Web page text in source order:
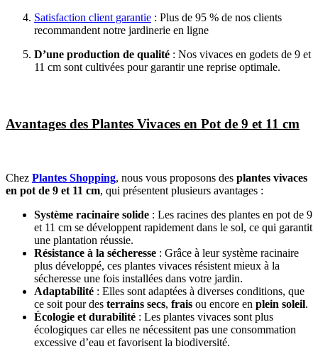
Satisfaction client garantie : Plus de 95 % de nos clients
recommandent notre jardinerie en ligne
D’une production de qualité : Nos vivaces en godets de 9 et
11 cm sont cultivées pour garantir une reprise optimale.
Avantages des Plantes Vivaces en Pot de 9 et 11 cm
Chez Plantes Shopping, nous vous proposons des plantes vivaces
en pot de 9 et 11 cm, qui présentent plusieurs avantages :
Système racinaire solide : Les racines des plantes en pot de 9
et 11 cm se développent rapidement dans le sol, ce qui garantit
une plantation réussie.
Résistance à la sécheresse : Grâce à leur système racinaire
plus développé, ces plantes vivaces résistent mieux à la
sécheresse une fois installées dans votre jardin.
Adaptabilité : Elles sont adaptées à diverses conditions, que
ce soit pour des terrains secs, frais ou encore en plein soleil.
Écologie et durabilité : Les plantes vivaces sont plus
écologiques car elles ne nécessitent pas une consommation
excessive d’eau et favorisent la biodiversité.